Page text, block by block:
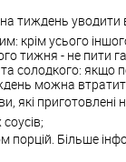
тиждень
крім усього
тижня - не пити
солодкого: якщо
можна
які приготовлені
порцій. Більше